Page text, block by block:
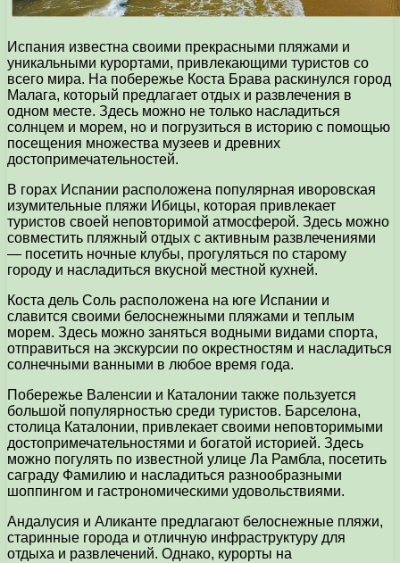
Испания известна своими прекрасными пляжами и
уникальными курортами, привлекающими туристов со
всего мира. На побережье Коста Брава раскинулся город
Малага, который предлагает отдых и развлечения в
одном месте. Здесь можно не только насладиться
солнцем и морем, но и погрузиться в историю с помощью
посещения множества музеев и древних
достопримечательностей.
В горах Испании расположена популярная иворовская
изумительные пляжи Ибицы, которая привлекает
туристов своей неповторимой атмосферой. Здесь можно
совместить пляжный отдых с активным развлечениями
— посетить ночные клубы, прогуляться по старому
городу и насладиться вкусной местной кухней.
Коста дель Соль расположена на юге Испании и
славится своими белоснежными пляжами и теплым
морем. Здесь можно заняться водными видами спорта,
отправиться на экскурсии по окрестностям и насладиться
солнечными ванными в любое время года.
Побережье Валенсии и Каталонии также пользуется
большой популярностью среди туристов. Барселона,
столица Каталонии, привлекает своими неповторимыми
достопримечательностями и богатой историей. Здесь
можно погулять по известной улице Ла Рамбла, посетить
саграду Фамилию и насладиться разнообразными
шоппингом и гастрономическими удовольствиями.
Андалусия и Аликанте предлагают белоснежные пляжи,
старинные города и отличную инфраструктуру для
отдыха и развлечений. Однако, курорты на